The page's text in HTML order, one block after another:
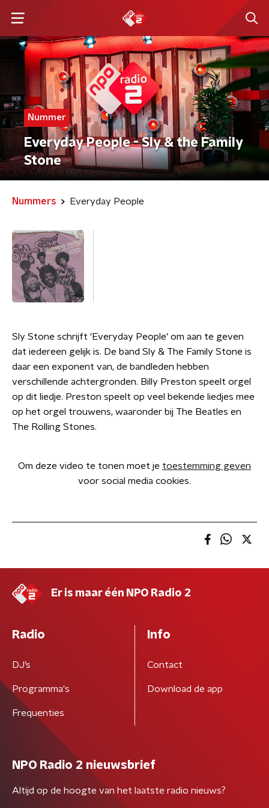
Nummer
Everyday People - Sly & the Family
Stone
Nummers Everyday People
Sly Stone schrijft 'Everyday People' om aan te geven
dat iedereen gelijk is. De band Sly & The Family Stone is
daar een exponent van, de bandleden hebben
verschillende achtergronden. Billy Preston speelt orgel
op dit liedje. Preston speelt op veel bekende liedjes mee
op het orgel trouwens, waaronder bij The Beatles en
The Rolling Stones.
Om deze video te tonen moet je toestemming geven
voor social media cookies.
Er is maar één NPO Radio 2
Radio
DJ’s
Programma's
Frequenties
Info
Contact
Download de app
NPO Radio 2 nieuwsbrief
Altijd op de hoogte van het laatste radio nieuws?